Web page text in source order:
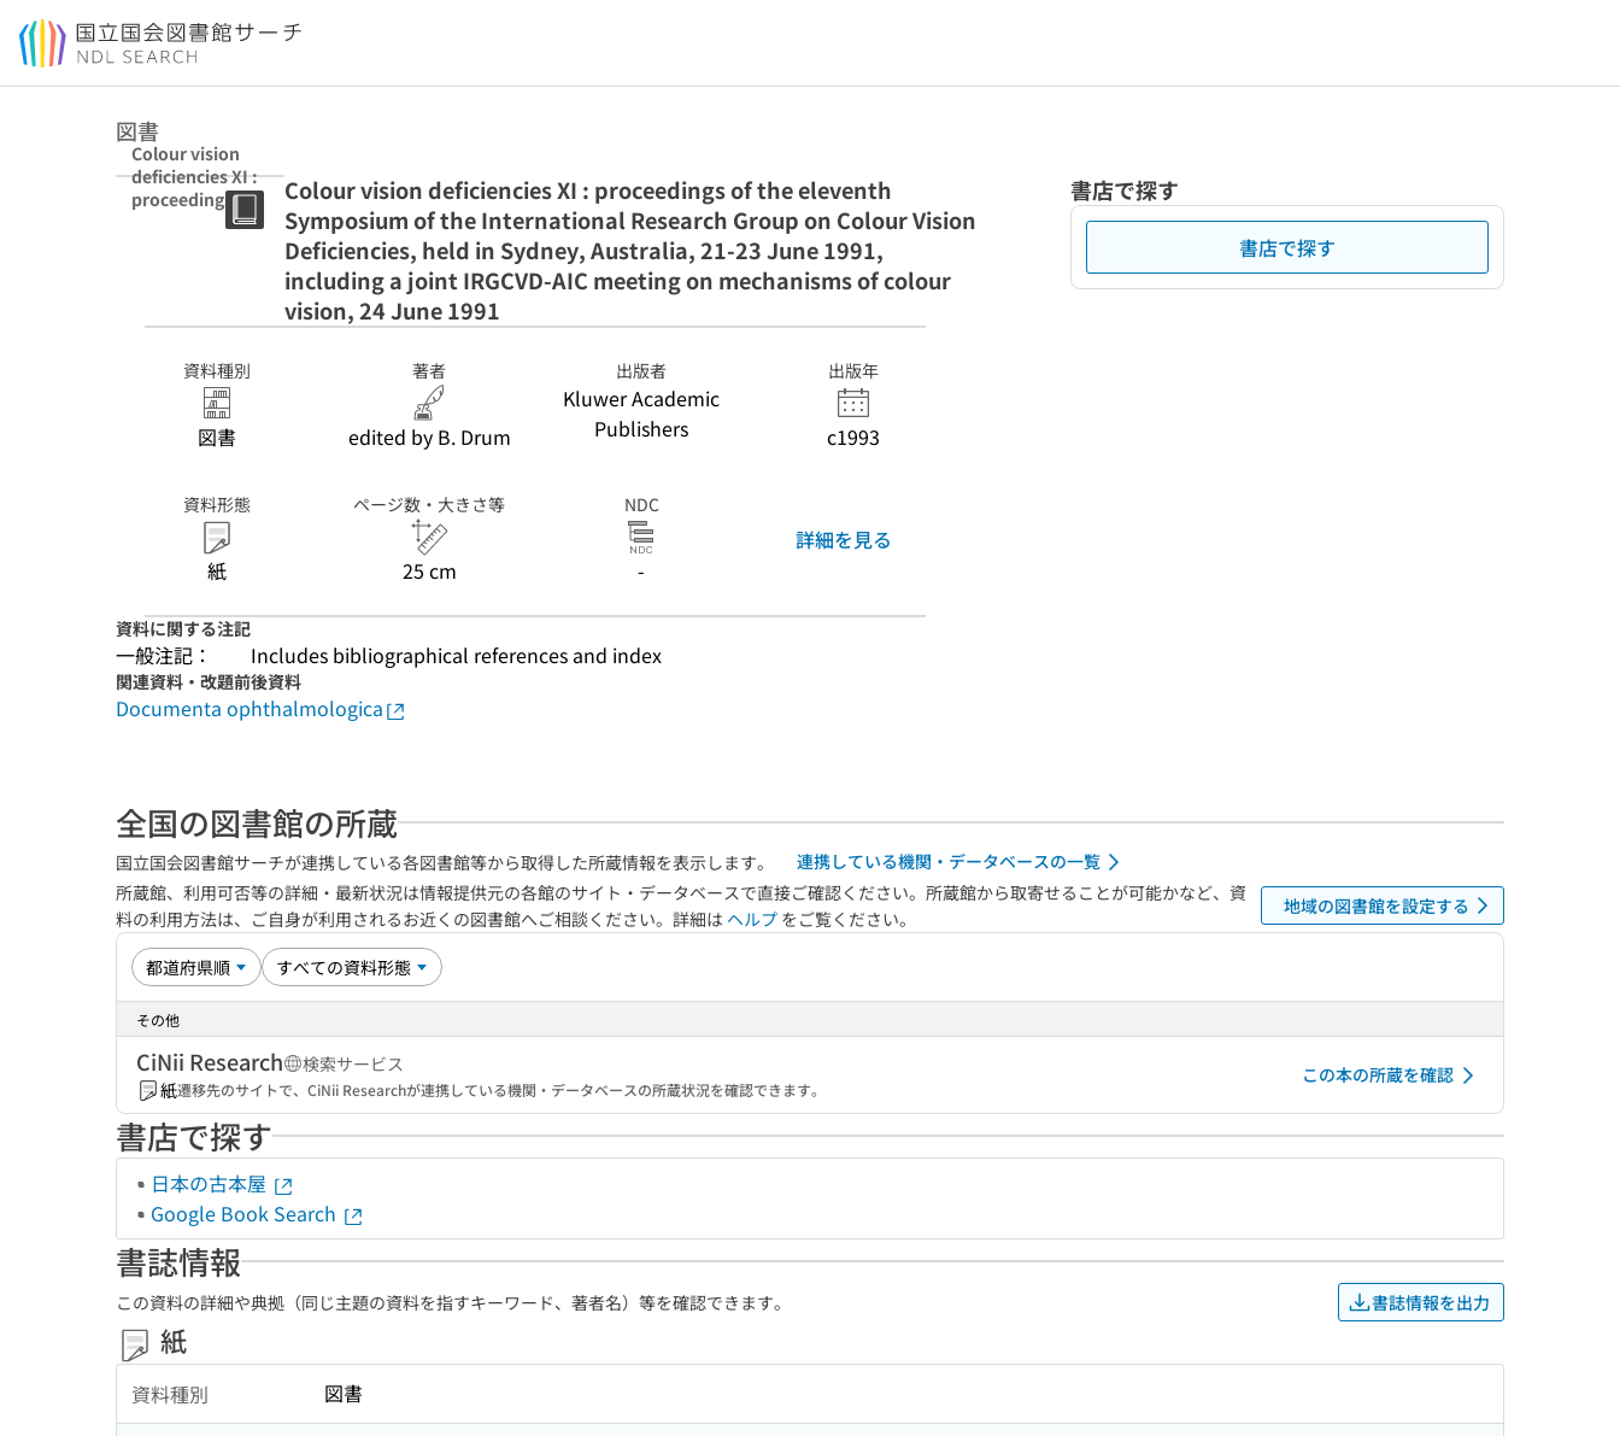
本文へ移動
図書
Colour vision
deficiencies XI :
proceedings of
the eleventh
on Colour Vision
Deficiencies,
held in Sydney,
Australia, 21-23
June 1991,
including a joint
meeting on
mechanisms of
colour vision, 24
June 1991
Colour vision deficiencies XI : proceedings of the eleventh
Symposium of the International Research Group on Colour Vision
Deficiencies, held in Sydney, Australia, 21-23 June 1991,
including a joint IRGCVD-AIC meeting on mechanisms of colour
vision, 24 June 1991
資料種別
図書
著者
edited by B. Drum
出版者
Kluwer Academic
Publishers
出版年
c1993
資料形態
紙
ページ数・大きさ等
25 cm
NDC
-
詳細を見る
資料に関する注記
一般注記： Includes bibliographical references and index
関連資料・改題前後資料
Documenta ophthalmologica
書店で探す
書店で探す
全国の図書館の所蔵
国立国会図書館サーチが連携している各図書館等から取得した所蔵情報を表示します。
連携している機関・データベースの一覧
所蔵館、利用可否等の詳細・最新状況は情報提供元の各館のサイト・データベースで直接ご確認ください。所蔵館から取寄せることが可能かなど、資
料の利用方法は、ご自身が利用されるお近くの図書館へご相談ください。詳細は ヘルプ をご覧ください。
地域の図書館を設定する
その他
CiNii Research
検索サービス
紙遷移先のサイトで、CiNii Researchが連携している機関・データベースの所蔵状況を確認できます。
この本の所蔵を確認
書店で探す
日本の古本屋
Google Book Search
書誌情報
この資料の詳細や典拠（同じ主題の資料を指すキーワード、著者名）等を確認できます。 書誌情報を出力
紙
資料種別 図書